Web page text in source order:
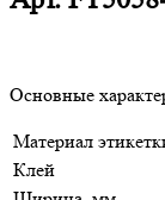
Основные
Материал
Клей